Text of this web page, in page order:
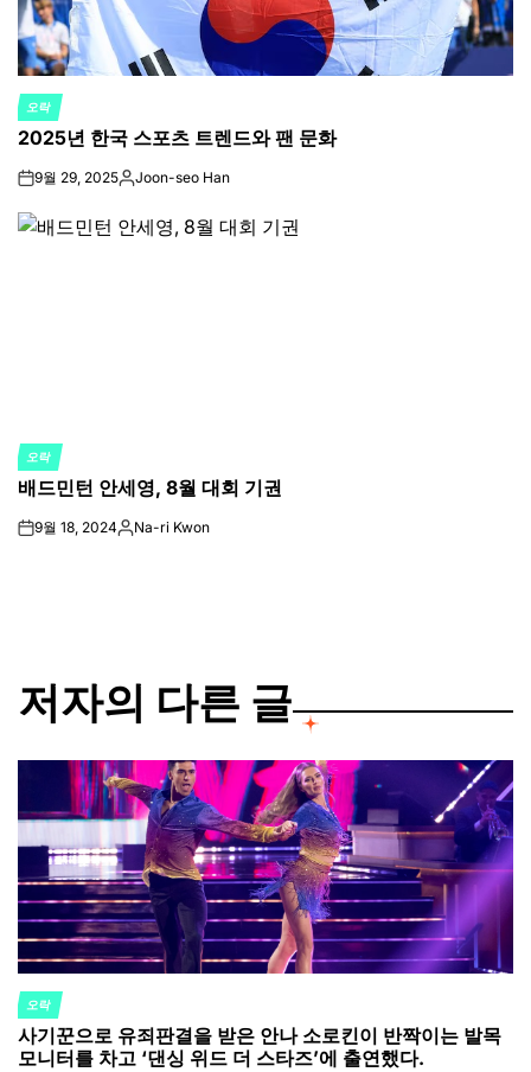
POSTED
IN
오락
2025년 한국 스포츠 트렌드와 팬 문화
on9월 29, 2025Posted
Joon-seo Han
POSTED
IN
오락
배드민턴 안세영, 8월 대회 기권
on9월 18, 2024Posted
Na-ri Kwon
저자의 다른 글
POSTED
IN
오락
사기꾼으로 유죄판결을 받은 안나 소로킨이 반짝이는 발목
모니터를 차고 ‘댄싱 위드 더 스타즈’에 출연했다.